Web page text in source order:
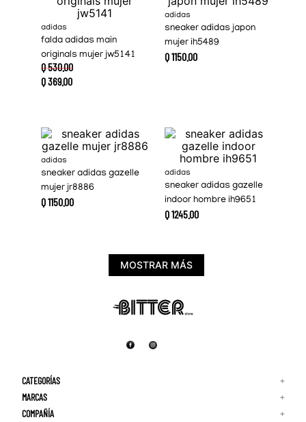
adidas
falda adidas main
originals mujer jw5141
Q530.00
Q369.00
adidas
sneaker adidas japon
mujer ih5489
Q1150.00
adidas
sneaker adidas gazelle
mujer jr8886
Q1150.00
adidas
sneaker adidas gazelle
indoor hombre ih9651
Q1245.00
MOSTRAR MÁS
CATEGORÍAS +
MARCAS +
Adidas
COMPAÑÍA +